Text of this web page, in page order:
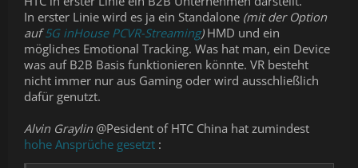
In erster Linie wird es ja ein Standalone (mit der Option
auf5G inHouse PCVR-Streaming)HMD und ein
mögliches Emotional Tracking. Was hat man, ein Device
was auf B2B Basis funktionieren könnte. VR besteht
nicht immer nur aus Gaming oder wird ausschließlich
dafür genutzt.
Alvin Graylin @Pesident of HTC China hat zumindest
hohe Ansprüche gesetzt :